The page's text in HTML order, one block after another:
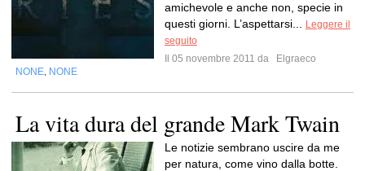
amichevole e anche non, specie in
questi giorni. L’aspettarsi...
Leggere il
seguito
Il 05 novembre 2011 da
Elgraeco
NONE NONE
La vita dura del grande Mark Twain
Le notizie sembrano uscire da me
per natura, come vino dalla botte.